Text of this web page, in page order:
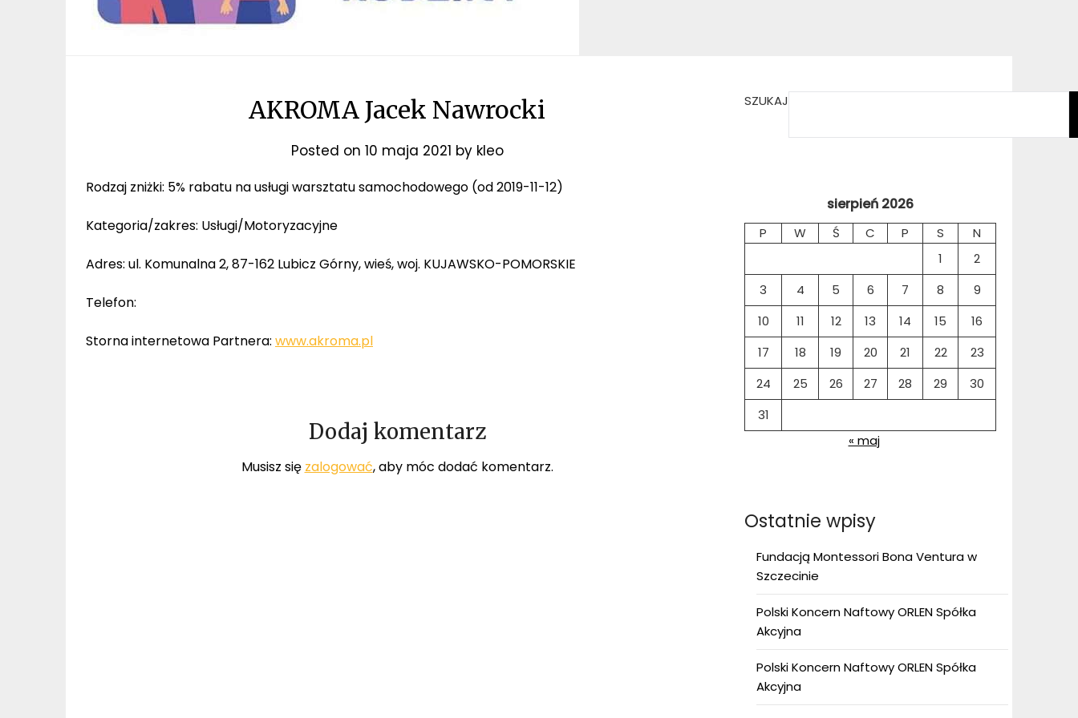
AKROMA Jacek Nawrocki
Posted on 10 maja 2021 by kleo
Rodzaj zniżki: 5% rabatu na usługi warsztatu samochodowego (od 2019-11-12)
Kategoria/zakres: Usługi/Motoryzacyjne
Adres: ul. Komunalna 2, 87-162 Lubicz Górny, wieś, woj. KUJAWSKO-POMORSKIE
Telefon:
Storna internetowa Partnera: www.akroma.pl
Dodaj komentarz
Musisz się zalogować, aby móc dodać komentarz.
SZUKAJ
sierpień 2026
P W Ś C P S
N
1
2
3
4 5 6 7 8
9
10
11 12 13 14 15
16
17
18 19 20 21 22
23
24
25 26 27 28 29
30
31
« maj
Ostatnie wpisy
Fundacją Montessori Bona Ventura w
Szczecinie
Polski Koncern Naftowy ORLEN Spółka
Akcyjna
Polski Koncern Naftowy ORLEN Spółka
Akcyjna